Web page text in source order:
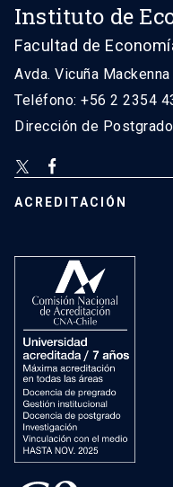
Instituto de
Facultad de
Avda. Vicuña
Teléfono: +56 2 2354
Dirección de
ACREDITACIÓN